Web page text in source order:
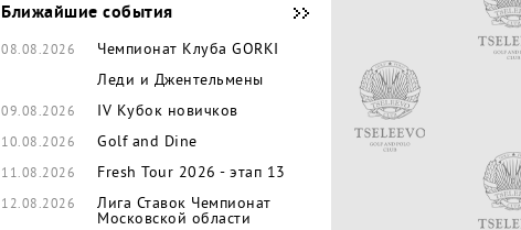
Ближайшие события
08.08.2026
Чемпионат Клуба GORKI
Леди и Джентельмены
09.08.2026 IV Кубок новичков
10.08.2026 Golf and Dine
11.08.2026 Fresh Tour 2026 - этап 13
12.08.2026
Лига Ставок Чемпионат
Московской области